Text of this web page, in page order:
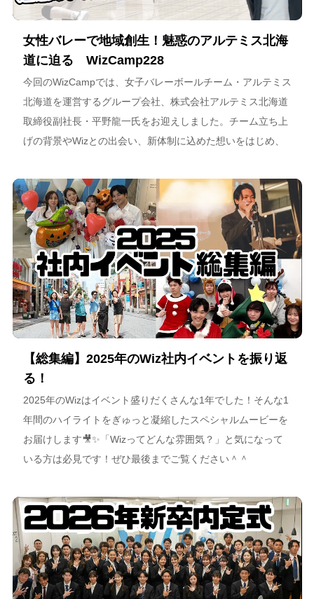
女性バレーで地域創生！魅惑のアルテミス北海
道に迫る WizCamp228
今回のWizCampでは、女子バレーボールチーム・アルテミス
北海道を運営するグループ会社、株式会社アルテミス北海道
取締役副社長・平野龍一氏をお迎えしました。チーム立ち上
げの背景やWizとの出会い、新体制に込めた想いをはじめ、
海道が描く今後のビジョンについて語っています。
【総集編】2025年のWiz社内イベントを振り返
る！
2025年のWizはイベント盛りだくさんな1年でした！そんな1
年間のハイライトをぎゅっと凝縮したスペシャルムービーを
お届けします🎥✨「Wizってどんな雰囲気？」と気になって
いる方は必見です！ぜひ最後までご覧ください＾＾